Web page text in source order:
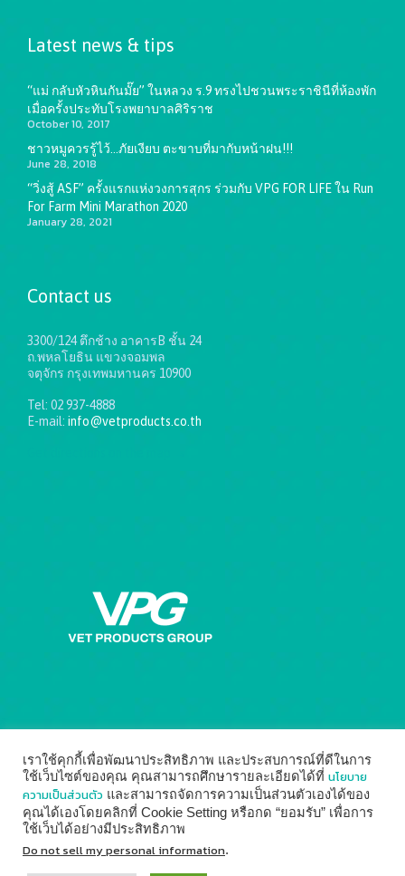
Latest news & tips
“แม่ กลับหัวหินกันมั๊ย” ในหลวง ร.9 ทรงไปชวนพระราชินีที่ห้องพัก
เมื่อครั้งประทับโรงพยาบาลศิริราช
October 10, 2017
ชาวหมูควรรู้ไว้…ภัยเงียบ ตะขาบที่มากับหน้าฝน!!!
June 28, 2018
“วิ่งสู้ ASF” ครั้งแรกแห่งวงการสุกร ร่วมกับ VPG FOR LIFE ใน Run
For Farm Mini Marathon 2020
January 28, 2021
Contact us
3300/124 ตึกช้าง อาคารB ชั้น 24
ถ.พหลโยธิน แขวงจอมพล
จตุจักร กรุงเทพมหานคร 10900
Tel: 02 937-4888
E-mail: info@vetproducts.co.th
↑
เราใช้คุกกี้เพื่อพัฒนาประสิทธิภาพ และประสบการณ์ที่ดีในการ
ใช้เว็บไซต์ของคุณ คุณสามารถศึกษารายละเอียดได้ที่ นโยบาย
ความเป็นส่วนตัว และสามารถจัดการความเป็นส่วนตัวเองได้ของ
คุณได้เองโดยคลิกที่ Cookie Setting หรือกด “ยอมรับ” เพื่อการ
ใช้เว็บได้อย่างมีประสิทธิภาพ
Do not sell my personal information.